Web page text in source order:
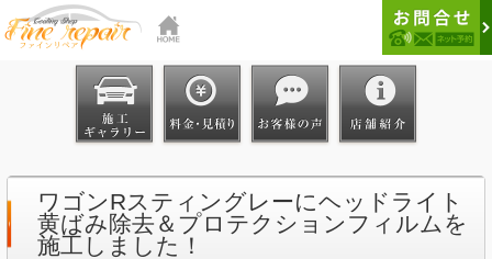
ワゴンRスティングレーにヘッドライト
黄ばみ除去＆プロテクションフィルムを
施工しました！